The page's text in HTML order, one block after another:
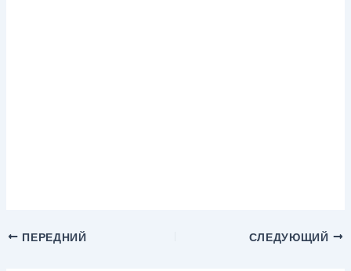
ПЕРЕДНИЙ СЛЕДУЮЩИЙ